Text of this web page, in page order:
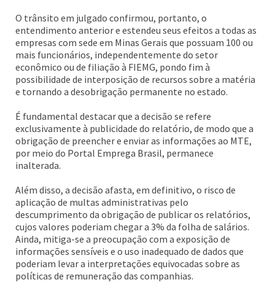
O trânsito em julgado confirmou, portanto, o
entendimento anterior e estendeu seus efeitos a todas as
empresas com sede em Minas Gerais que possuam 100 ou
mais funcionários, independentemente do setor
econômico ou de filiação à FIEMG, pondo fim à
possibilidade de interposição de recursos sobre a matéria
e tornando a desobrigação permanente no estado.
É fundamental destacar que a decisão se refere
exclusivamente à publicidade do relatório, de modo que a
obrigação de preencher e enviar as informações ao MTE,
por meio do Portal Emprega Brasil, permanece
inalterada.
Além disso, a decisão afasta, em definitivo, o risco de
aplicação de multas administrativas pelo
descumprimento da obrigação de publicar os relatórios,
cujos valores poderiam chegar a 3% da folha de salários.
Ainda, mitiga-se a preocupação com a exposição de
informações sensíveis e o uso inadequado de dados que
poderiam levar a interpretações equivocadas sobre as
políticas de remuneração das companhias.